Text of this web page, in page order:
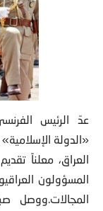
عدّ الرئيس
«الدولة الإسلامية»
العراق، معلناً
المسؤولون
المجالات.ووصل